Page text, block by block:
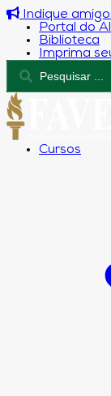
Indique
Portal do
Biblioteca
Imprima
Cursos